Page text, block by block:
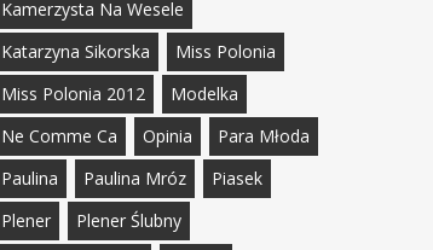
Kamerzysta Na Wesele
Katarzyna Sikorska
Miss Polonia
Miss Polonia 2012
Modelka
Ne Comme Ca
Opinia
Para Młoda
Paulina
Paulina Mróz
Piasek
Plener
Plener Ślubny